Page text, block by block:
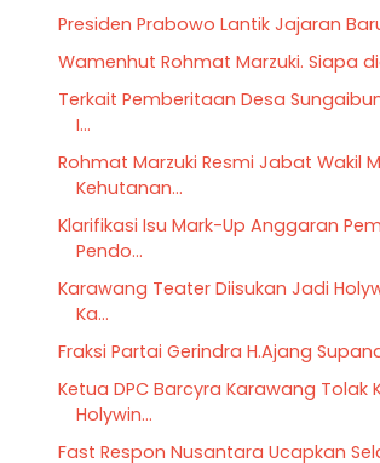
Presiden Prabowo Lantik Jajaran
Wamenhut Rohmat Marzuki. Siapa
Terkait Pemberitaan Desa
I...
Rohmat Marzuki Resmi Jabat Wakil
Kehutanan...
Klarifikasi Isu Mark-Up Anggaran
Pendo...
Karawang Teater Diisukan Jadi
Ka...
Fraksi Partai Gerindra H.Ajang
Ketua DPC Barcyra Karawang Tolak
Holywin...
Fast Respon Nusantara Ucapkan